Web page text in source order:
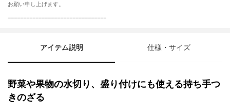
お願い申し上げます。
================================
アイテム説明 仕様・サイズ
野菜や果物の水切り、盛り付けにも使える持ち手つ
きのざる